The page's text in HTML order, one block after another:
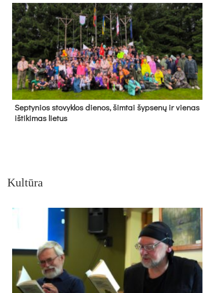
Sep­ty­nios sto­vyk­los die­nos, šim­tai šyp­se­nų ir vie­nas
iš­ti­ki­mas lie­tus
Kultūra